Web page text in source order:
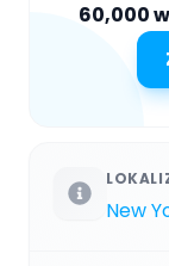
60,000
New